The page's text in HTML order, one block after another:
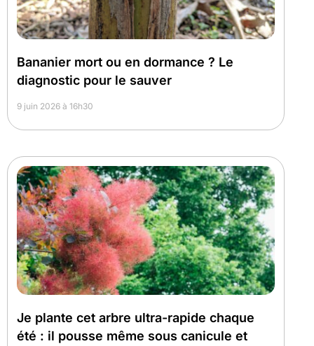
Bananier mort ou en dormance ? Le
diagnostic pour le sauver
9 juin 2026 à 16h30
Je plante cet arbre ultra-rapide chaque
été : il pousse même sous canicule et